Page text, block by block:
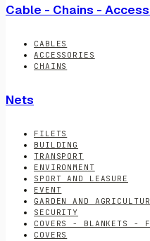
Cable - Chains -
CABLES
ACCESSORIES
CHAINS
Nets
FILETS
BUILDING
TRANSPORT
ENVIRONMENT
SPORT AND LEASURE
EVENT
GARDEN AND
SECURITY
COVERS - BLANKETS -
COVERS